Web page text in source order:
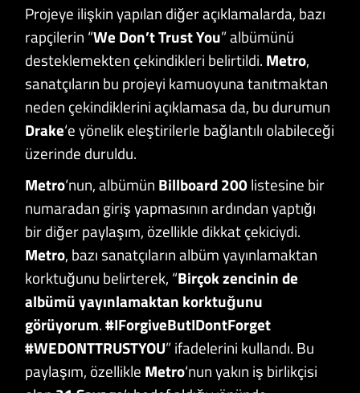
Projeye ilişkin yapılan diğer açıklamalarda, bazı
rapçilerin “We Don’t Trust You” albümünü
desteklemekten çekindikleri belirtildi. Metro,
sanatçıların bu projeyi kamuoyuna tanıtmaktan
neden çekindiklerini açıklamasa da, bu durumun
Drake‘e yönelik eleştirilerle bağlantılı olabileceği
üzerinde duruldu.
Metro‘nun, albümün Billboard 200listesine bir
numaradan giriş yapmasının ardından yaptığı
bir diğer paylaşım, özellikle dikkat çekiciydi.
Metro, bazı sanatçıların albüm yayınlamaktan
korktuğunu belirterek, “Birçok zencinin de
albümü yayınlamaktan korktuğunu
görüyorum.#IForgiveButIDontForget
#WEDONTTRUSTYOU” ifadelerini kullandı. Bu
paylaşım, özellikle Metro‘nun yakın iş birlikçisi